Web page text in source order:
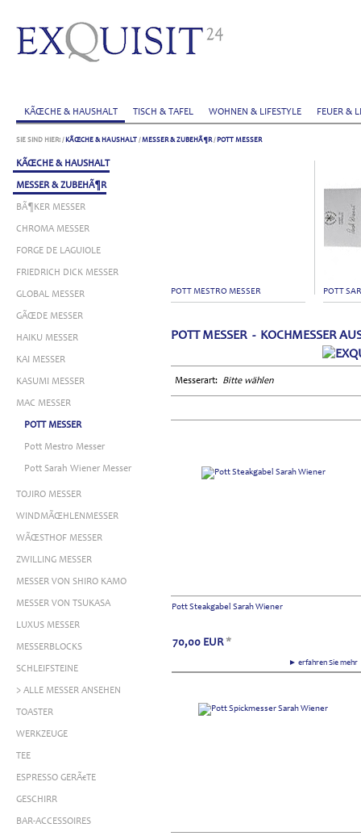
KÃŒCHE & HAUSHALT TISCH & TAFEL WOHNEN & LIFESTYLE FEUER &
SIE SIND HIER: / KÃŒCHE & HAUSHALT /MESSER & ZUBEHÃ¶R/ POTT MESSER
KÃŒCHE & HAUSHALT
MESSER & ZUBEHÃ¶R
BÃ¶KER MESSER
CHROMA MESSER
FORGE DE LAGUIOLE
FRIEDRICH DICK MESSER
GLOBAL MESSER
GÃŒDE MESSER
HAIKU MESSER
KAI MESSER
KASUMI MESSER
MAC MESSER
POTT MESSER
Pott Mestro Messer
Pott Sarah Wiener Messer
TOJIRO MESSER
WINDMÃŒHLENMESSER
WÃŒSTHOF MESSER
ZWILLING MESSER
MESSER VON SHIRO KAMO
MESSER VON TSUKASA
LUXUS MESSER
MESSERBLOCKS
SCHLEIFSTEINE
> ALLE MESSER ANSEHEN
TOASTER
WERKZEUGE
TEE
ESPRESSO GERÃ€TE
GESCHIRR
BAR-ACCESSOIRES
POTT MESTRO MESSER POTT
POTT MESSER - KOCHMESSER
Messerart: Bitte wählen
Pott Steakgabel Sarah Wiener
► erfahren Sie
70,00 EUR *